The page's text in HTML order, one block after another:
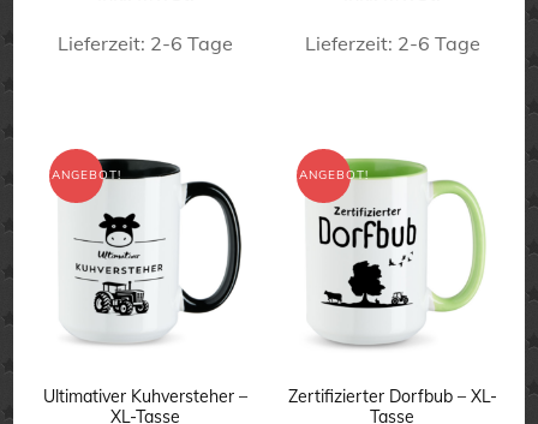
Lieferzeit: 2-6 Tage
weist
mehrere
Varianten
auf.
Die
Optionen
können
Lieferzeit: 2-6 Tage
weist
mehrere
Varianten
auf.
Die
Optionen
können
ANGEBOT!
Ultimativer Kuhversteher –
XL-Tasse
ANGEBOT!
Zertifizierter Dorfbub – XL-
Tasse